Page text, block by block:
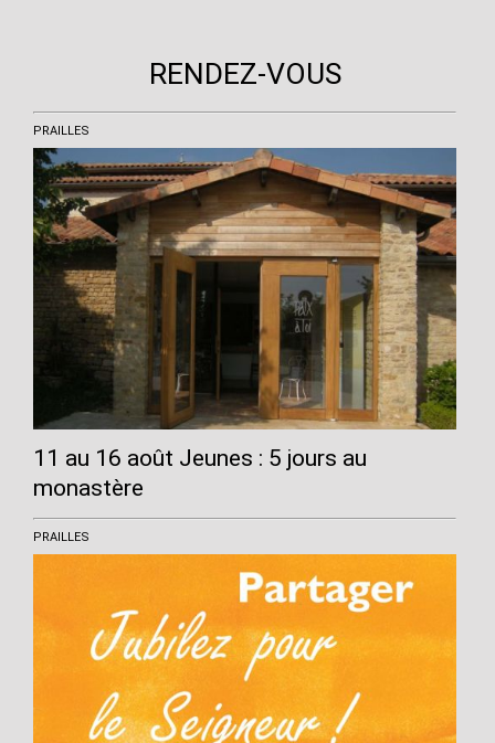
RENDEZ-VOUS
PRAILLES
11 au 16 août Jeunes : 5 jours au
monastère
PRAILLES